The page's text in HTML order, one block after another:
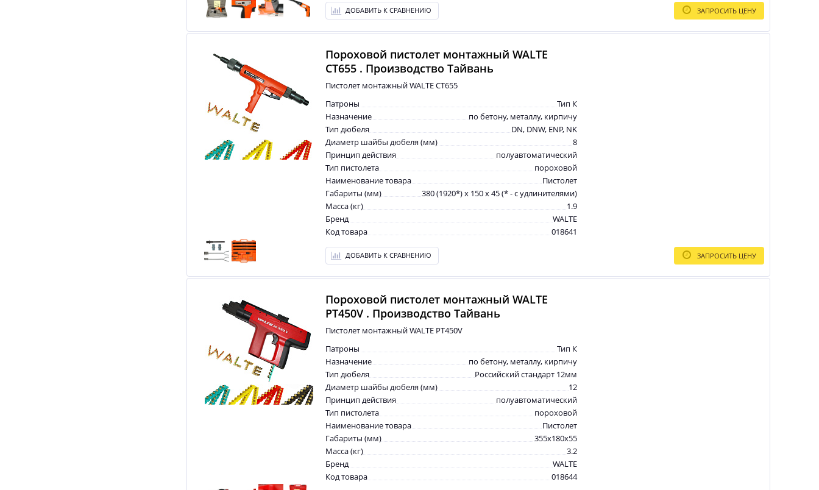
ДОБАВИТЬ К СРАВНЕНИЮ ЗАПРОСИТЬ ЦЕНУ
Пороховой пистолет монтажный WALTE
СТ655 . Производство Тайвань
Пистолет монтажный WALTE СТ655
Патроны
Тип К
Назначение
по бетону, металлу, кирпичу
Тип дюбеля
DN, DNW, ENP, NK
Диаметр шайбы дюбеля (мм)
8
Принцип действия
полуавтоматический
Тип пистолета
пороховой
Наименование товара
Пистолет
Габариты (мм)
380 (1920*) х 150 х 45 (* - с удлинителями)
Масса (кг)
1.9
Бренд
WALTE
Код товара
018641
ДОБАВИТЬ К СРАВНЕНИЮ ЗАПРОСИТЬ ЦЕНУ
Пороховой пистолет монтажный WALTE
PT450V . Производство Тайвань
Пистолет монтажный WALTE PT450V
Патроны
Тип К
Назначение
по бетону, металлу, кирпичу
Тип дюбеля
Российский стандарт 12мм
Диаметр шайбы дюбеля (мм)
12
Принцип действия
полуавтоматический
Тип пистолета
пороховой
Наименование товара
Пистолет
Габариты (мм)
355х180х55
Масса (кг)
3.2
Бренд
WALTE
Код товара
018644